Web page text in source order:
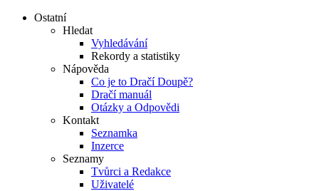
Ostatní
Hledat
Vyhledávání
Rekordy a statistiky
Nápověda
Co je to Dračí Doupě?
Dračí manuál
Otázky a Odpovědi
Kontakt
Seznamka
Inzerce
Seznamy
Tvůrci a Redakce
Uživatelé